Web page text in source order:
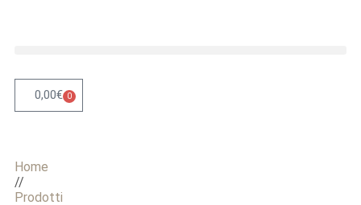
0,00€ 0
Home
//
Prodotti